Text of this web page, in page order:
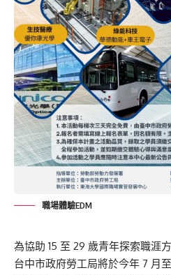
職場體驗EDM
為協助 15 至 29 歲青年探索職涯
台中市政府勞工局將於今年 7 月